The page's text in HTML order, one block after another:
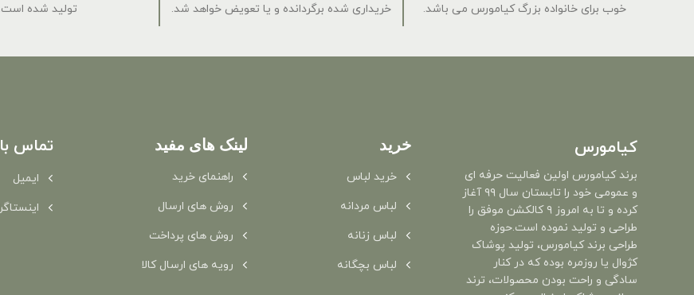
خوب برای خانواده بزرگ کیامورس می باشد.
خریداری شده برگردانده و یا تعویض خواهد شد.
تولید شده است.
کیامورس
برند کیامورس اولین فعالیت حرفه ای
و عمومی خود را تابستان سال ۹۹ آغاز
کرده و تا به امروز ۹ کالکشن موفق را
طراحی و تولید نموده است.حوزه
طراحی برند کیامورس، تولید پوشاک
کژوال یا روزمره بوده که در کنار
سادگی و راحت بودن محصولات، ترند
خرید
خرید لباس
لباس مردانه
لباس زنانه
لباس بچگانه
لینک های مفید
راهنمای خرید
روش های ارسال
روش های پرداخت
رویه های ارسال کالا
تماس
ایمیل